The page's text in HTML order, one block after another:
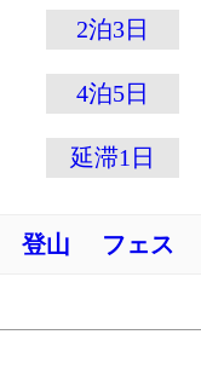
ざまなスノー
る保温性と防
パーカです。
パー®ファブリ
様）」を採用
水蒸気を素早
性を維持する
2泊3日
4泊5日
延滞1日
登山 フェス